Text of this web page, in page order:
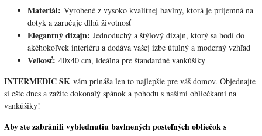
Materiál: Vyrobené z vysoko kvalitnej bavlny, ktorá je príjemná na
dotyk a zaručuje dlhú životnosť
Elegantný dizajn: Jednoduchý a štýlový dizajn, ktorý sa hodí do
akéhokoľvek interiéru a dodáva vašej izbe útulný a moderný vzhľad
Veľkosť: 40x40 cm, ideálna pre štandardné vankúšiky
INTERMEDIC SK vám prináša len to najlepšie pre váš domov. Objednajte
si ešte dnes a zažite dokonalý spánok a pohodu s našimi obliečkami na
vankúšiky!
Aby ste zabránili vyblednutiu bavlnených posteľných obliečok s